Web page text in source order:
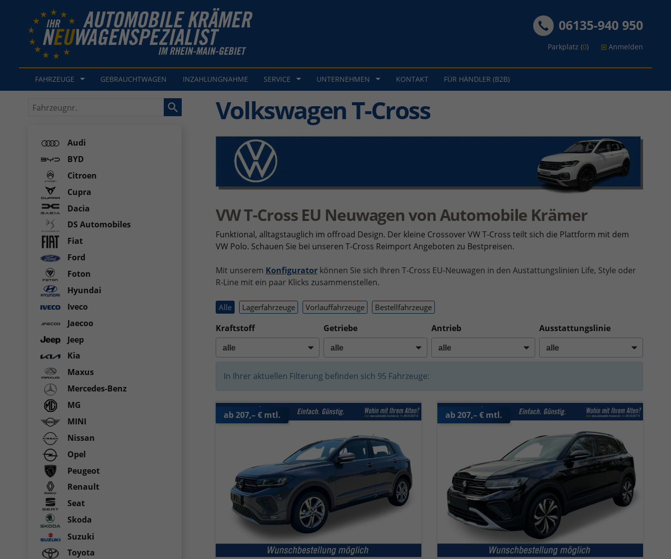
06135-940 950
Parkplatz (0) Anmelden
FAHRZEUGE GEBRAUCHTWAGEN INZAHLUNGNAHME SERVICE UNTERNEHMEN KONTAKT FÜR HÄNDLER (B2B)
Volkswagen T-Cross
VW T-Cross EU Neuwagen von Automobile Krämer
Funktional, alltagstauglich im offroad Design. Der kleine Crossover VW T-Cross teilt sich die Plattform mit dem
VW Polo. Schauen Sie bei unseren T-Cross Reimport Angeboten zu Bestpreisen.
Mit unserem Konfiguratorkönnen Sie sich Ihren T-Cross EU-Neuwagen in den Austattungslinien Life, Style oder
R-Line mit ein paar Klicks zusammenstellen.
Alle Lagerfahrzeuge Vorlauffahrzeuge Bestellfahrzeuge
Kraftstoff Getriebe Antrieb Ausstattungslinie
In Ihrer aktuellen Filterung befinden sich 95 Fahrzeuge:
ab 207,– € mtl. ab 207,– € mtl.
Fahrzeugnr.
Audi
BYD
Citroen
Cupra
Dacia
DS Automobiles
Fiat
Ford
Foton
Hyundai
Iveco
Jaecoo
Jeep
Kia
Maxus
Mercedes-Benz
MG
MINI
Nissan
Opel
Peugeot
Renault
Seat
Skoda
Suzuki
Toyota